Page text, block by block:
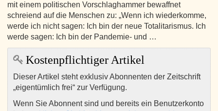
mit einem politischen Vorschlaghammer bewaffnet
schreiend auf die Menschen zu: „Wenn ich wiederkomme,
werde ich nicht sagen: Ich bin der neue Totalitarismus. Ich
werde sagen: Ich bin der Pandemie- und …
Kostenpflichtiger Artikel
Dieser Artikel steht exklusiv Abonnenten der Zeitschrift
„eigentümlich frei“ zur Verfügung.
Wenn Sie Abonnent sind und bereits ein Benutzerkonto